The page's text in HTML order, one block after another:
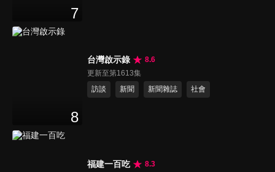
7
8
台灣啟示錄
8.6
更新至第1613集
訪談
新聞 新聞雜誌 社會
福建一百吃
8.3